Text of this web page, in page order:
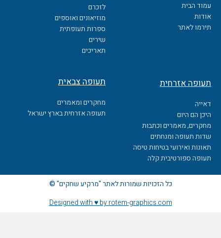
עמוד הבית
אודות
תירמו לאתר
לזכרם
מוזיאונים ואוספים
ספרות תעופתית
שירים
תאריכים
תעופה אזרחית
דאייה
היכן הם היום
מחקרים, מאמרים וכתבות
שדות תעופה ומנחתים
תאונות ואירועי בטיחות טיסה
תעופה ספורטיבית קלה
תעופה צבאית
מחקרים ומאמרים
תעופה אזרחית בארץ ישראל
כל הזכויות שמורות לאתר "מרקיע שחקים" ©
Designed with ♥ by rotem-graphics.com